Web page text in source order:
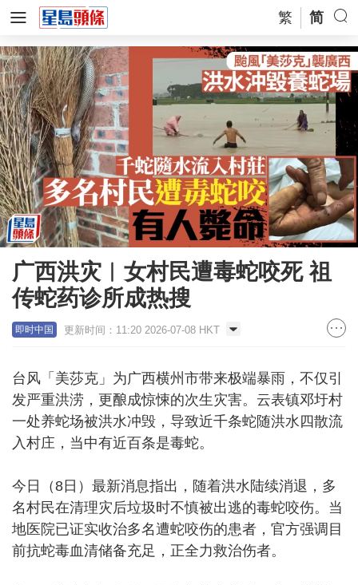
繁 简
广西洪灾︱女村民遭毒蛇咬死 祖
传蛇药诊所成热搜
即时中国 更新时间：11:20 2026-07-08 HKT
台风「美莎克」为广西横州市带来极端暴雨，不仅引
发严重洪涝，更酿成惊悚的次生灾害。云表镇邓圩村
一处养蛇场被洪水冲毁，导致近千条蛇随洪水四散流
入村庄，当中有近百条是毒蛇。
今日（8日）最新消息指出，随着洪水陆续消退，多
名村民在清理灾后垃圾时不慎被出逃的毒蛇咬伤。当
地医院已证实收治多名遭蛇咬伤的患者，官方强调目
前抗蛇毒血清储备充足，正全力救治伤者。